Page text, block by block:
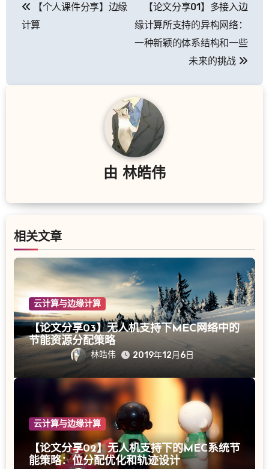
章
【个人课件分享】边缘
计算
【论文分享01】多接入边
缘计算所支持的异构网络：
一种新颖的体系结构和一些
未来的挑战
由 林皓伟
相关文章
云计算与边缘计算
【论文分享03】无人机支持下MEC网络中的
节能资源分配策略
林皓伟 2019年12月6日
云计算与边缘计算
【论文分享02】无人机支持下的MEC系统节
能策略：位分配优化和轨迹设计